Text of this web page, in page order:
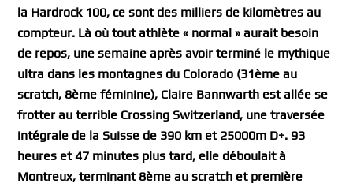
la Hardrock 100, ce sont des milliers de kilomètres au
compteur. Là où tout athlète « normal » aurait besoin
de repos, une semaine après avoir terminé le mythique
ultra dans les montagnes du Colorado (31ème au
scratch, 8ème féminine), Claire Bannwarth est allée se
frotter au terrible Crossing Switzerland, une traversée
intégrale de la Suisse de 390 km et 25000m D+. 93
heures et 47 minutes plus tard, elle déboulait à
Montreux, terminant 8ème au scratch et première